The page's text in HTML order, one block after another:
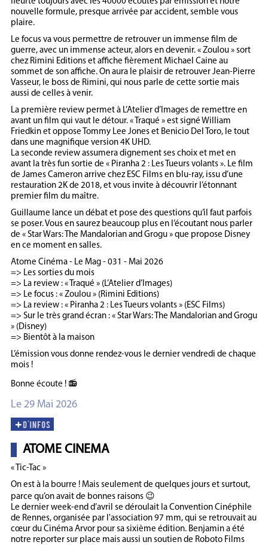
nouvelle formule, presque arrivée par accident, semble vous
plaire.
Le focus va vous permettre de retrouver un immense film de
guerre, avec un immense acteur, alors en devenir. « Zoulou » sort
chez Rimini Editions et affiche fièrement Michael Caine au
sommet de son affiche. On aura le plaisir de retrouver Jean-Pierre
Vasseur, le boss de Rimini, qui nous parle de cette sortie mais
aussi de celles à venir.
La première review permet à L’Atelier d’Images de remettre en
avant un film qui vaut le détour. « Traqué » est signé William
Friedkin et oppose Tommy Lee Jones et Benicio Del Toro, le tout
dans une magnifique version 4K UHD.
La seconde review assumera dignement ses choix et met en
avant la très fun sortie de « Piranha 2 : Les Tueurs volants ». Le film
de James Cameron arrive chez ESC Films en blu-ray, issu d’une
restauration 2K de 2018, et vous invite à découvrir l’étonnant
premier film du maître.
Guillaume lance un débat et pose des questions qu’il faut parfois
se poser. Vous en saurez beaucoup plus en l’écoutant nous parler
de « Star Wars: The Mandalorian and Grogu » que propose Disney
en ce moment en salles.
Atome Cinéma - Le Mag - 031 - Mai 2026
=> Les sorties du mois
=> La review : « Traqué » (L’Atelier d’Images)
=> Le focus : « Zoulou » (Rimini Editions)
=> La review : « Piranha 2 : Les Tueurs volants » (ESC Films)
=> Sur le très grand écran : « Star Wars: The Mandalorian and Grogu
» (Disney)
=> Bientôt à la maison
L’émission vous donne rendez-vous le dernier vendredi de chaque
mois !
Bonne écoute ! 📻
Le 29 Mai 2026
ATOME CINEMA
« Tic-Tac »
On est à la bourre ! Mais seulement de quelques jours et surtout,
parce qu’on avait de bonnes raisons 😉
Le dernier week-end d’avril se déroulait la Convention Cinéphile
de Rennes, organisée par l'association 97 mm, qui se retrouvait au
cœur du Cinéma Arvor pour sa sixième édition. Benjamin a été
notre reporter sur place mais aussi un soutien de Roboto Films